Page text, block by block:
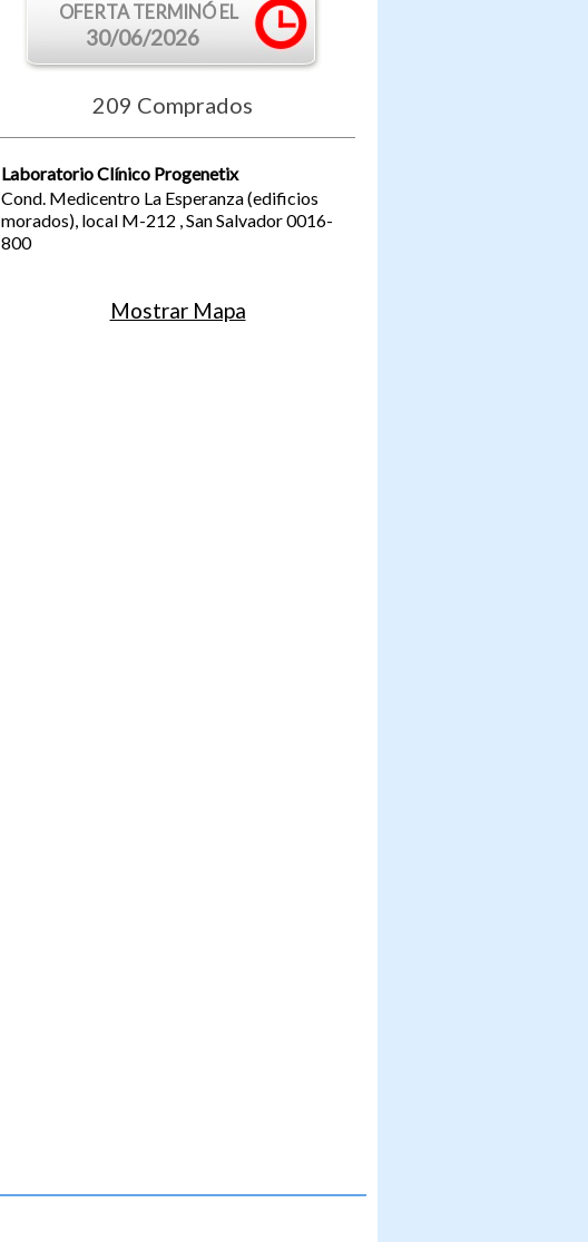
OFERTA TERMINÓ EL
30/06/2026
209 Comprados
Laboratorio Clínico Progenetix
Cond. Medicentro La Esperanza (edificios
morados), local M-212 ,San Salvador0016-
800
Mostrar Mapa